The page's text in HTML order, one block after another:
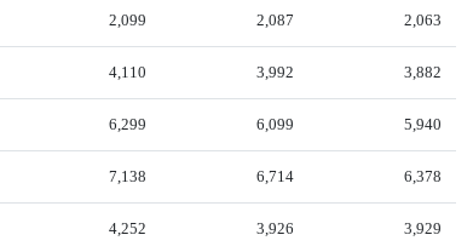
2,099 2,087 2,063
4,110 3,992 3,882
6,299 6,099 5,940
7,138 6,714 6,378
4,252 3,926 3,929